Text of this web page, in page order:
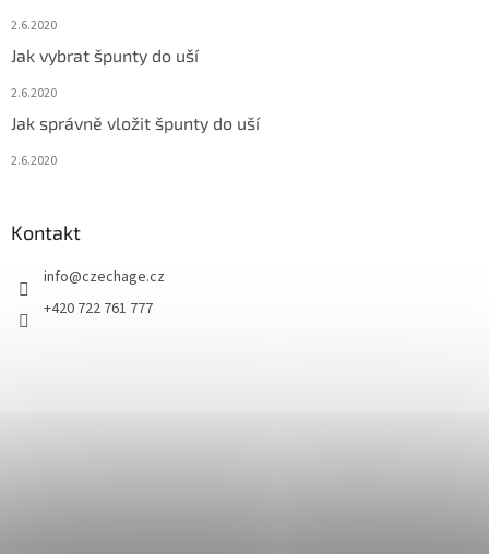
2.6.2020
Jak vybrat špunty do uší
2.6.2020
Jak správně vložit špunty do uší
2.6.2020
Kontakt
info@czechage.cz
+420 722 761 777